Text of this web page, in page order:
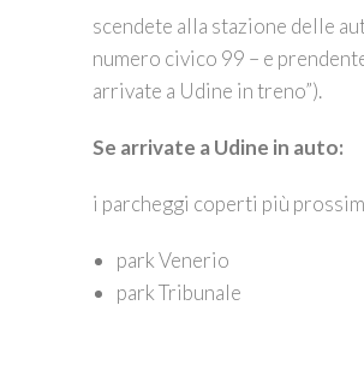
scendete alla stazione delle
numero civico 99 – e
arrivate a Udine in treno”).
Se arrivate a Udine in auto:
i parcheggi coperti più
park Venerio
park Tribunale